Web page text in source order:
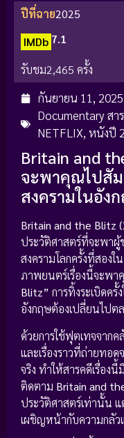
ปีที่ฉาย2025
IMDb 7.1
รับชม2,465 ครั้ง
กันยายน 11, 2025
Documentary สา
NETFLIX, หนังปี
Britain and
จะพาคุณไปสั
สงครามในอัง
Britain and the Blitz
ประวัติศาสตร์ที่จะพา
สงครามโลกครั้งที่สองใ
ภาพยนตร์เรื่องนี้จะพา
Blitz” การทิ้งระเบิดค
อังกฤษต้องเปลี่ยนไปต
ด้วยการใช้ฟุตเทจจาก
และเรื่องราวที่ถ่ายทอ
จริง ทำให้สารคดีเรื่อง
ติดตาม Britain and
ประวัติศาสตร์เท่านั้น
เผชิญหน้ากับความกลัว